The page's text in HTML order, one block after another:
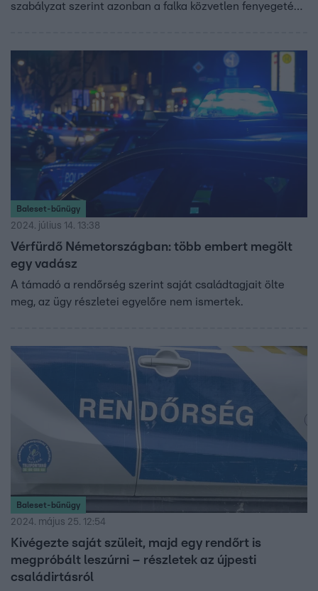
szabályzat szerint azonban a falka közvetlen fenyegetést
segítséget nyújtott, hiszen nem feladata kutyára lőni.
Kapin Richárd, a Szurkolók az Állatokért vezetője szerint
az állatokat valószínűleg autóval hozták a helyszínre, ők
is keresik, hogy honnan.
Baleset-bűnügy
2024. július 14. 13:38
Vérfürdő Németországban: több embert megölt
egy vadász
A támadó a rendőrség szerint saját családtagjait ölte
meg, az ügy részletei egyelőre nem ismertek.
Baleset-bűnügy
2024. május 25. 12:54
Kivégezte saját szüleit, majd egy rendőrt is
megpróbált leszúrni – részletek az újpesti
családirtásról